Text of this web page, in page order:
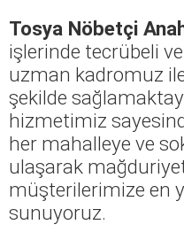
Tosya Nöbetçi
işlerinde tecrübeli
uzman kadromuz
şekilde
hizmetimiz
her mahalleye ve
ulaşarak
müşterilerimize en
sunuyoruz.